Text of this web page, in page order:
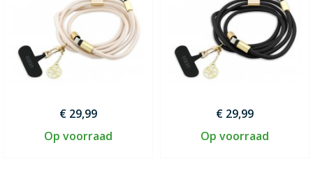
€ 29,99
Op voorraad
€ 29,99
Op voorraad